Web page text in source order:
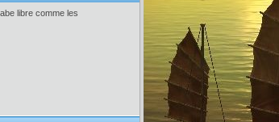
libre comme les